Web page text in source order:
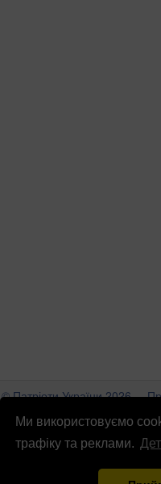
Ми використовуємо
трафіку та реклами.
© Патріоти України 2026
info@